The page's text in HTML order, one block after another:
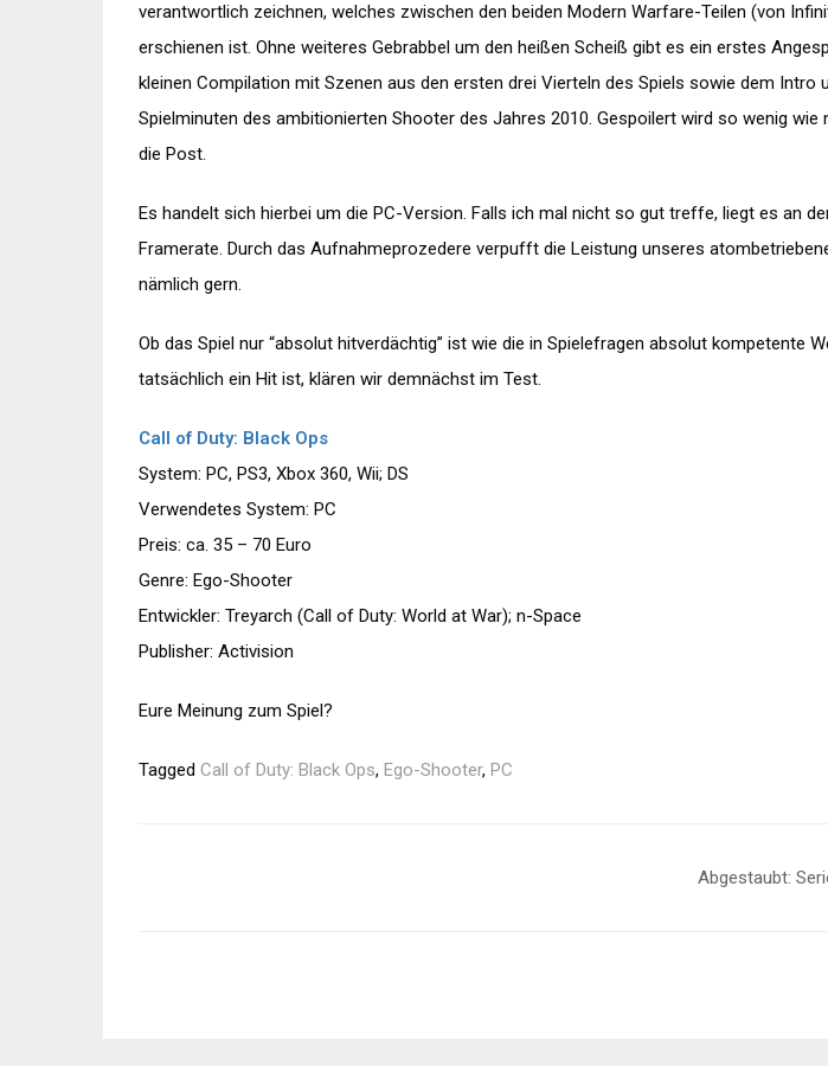
verantwortlich zeichnen, welches zwischen den beiden Modern Warfare-Teilen (von
erschienen ist. Ohne weiteres Gebrabbel um den heißen Scheiß gibt es ein erstes
kleinen Compilation mit Szenen aus den ersten drei Vierteln des Spiels sowie dem Intro
Spielminuten des ambitionierten Shooter des Jahres 2010. Gespoilert wird so wenig wie
die Post.
Es handelt sich hierbei um die PC-Version. Falls ich mal nicht so gut treffe, liegt es an
Framerate. Durch das Aufnahmeprozedere verpufft die Leistung unseres
nämlich gern.
Ob das Spiel nur “absolut hitverdächtig” ist wie die in Spielefragen absolut kompetente
tatsächlich ein Hit ist, klären wir demnächst im Test.
Call of Duty: Black Ops
System: PC, PS3, Xbox 360, Wii; DS
Verwendetes System: PC
Preis: ca. 35 – 70 Euro
Genre: Ego-Shooter
Entwickler: Treyarch (Call of Duty: World at War); n-Space
Publisher: Activision
Eure Meinung zum Spiel?
Tagged Call of Duty: Black Ops, Ego-Shooter, PC
Abgestaubt: